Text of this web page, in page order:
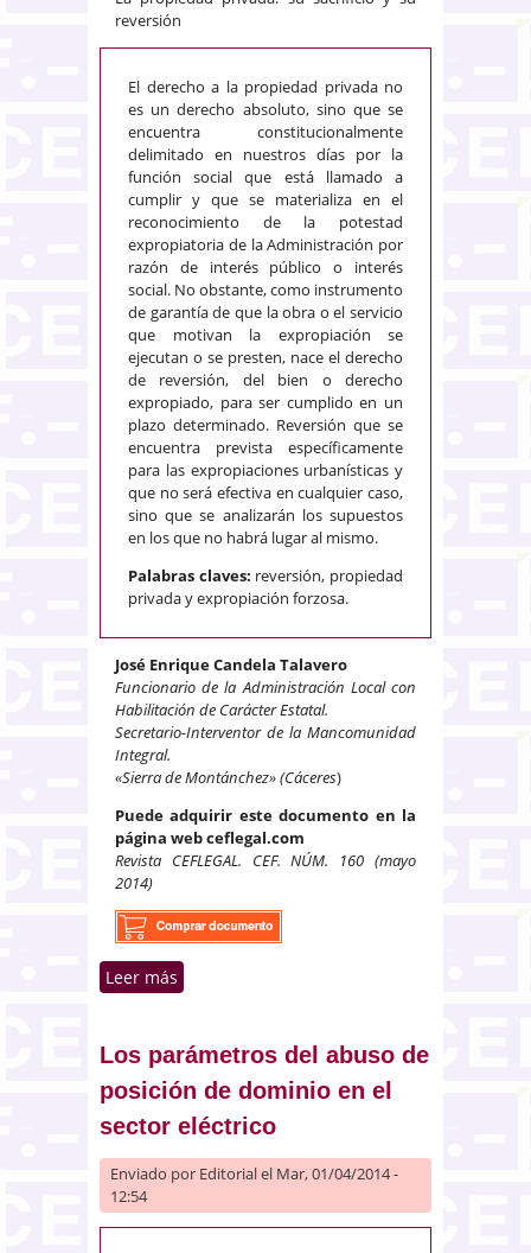
reversión
El derecho a la propiedad privada no
es un derecho absoluto, sino que se
encuentra constitucionalmente
delimitado en nuestros días por la
función social que está llamado a
cumplir y que se materializa en el
reconocimiento de la potestad
expropiatoria de la Administración por
razón de interés público o interés
social. No obstante, como instrumento
de garantía de que la obra o el servicio
que motivan la expropiación se
ejecutan o se presten, nace el derecho
de reversión, del bien o derecho
expropiado, para ser cumplido en un
plazo determinado. Reversión que se
encuentra prevista específicamente
para las expropiaciones urbanísticas y
que no será efectiva en cualquier caso,
sino que se analizarán los supuestos
en los que no habrá lugar al mismo.
Palabras claves: reversión, propiedad
privada y expropiación forzosa.
José Enrique Candela Talavero
Funcionario de la Administración Local con
Habilitación de Carácter Estatal.
Secretario-Interventor de la Mancomunidad
Integral.
«Sierra de Montánchez» (Cáceres)
Puede adquirir este documento en la
página web ceflegal.com
Revista CEFLEGAL. CEF. NÚM. 160 (mayo
2014)
Leer más
Los parámetros del abuso de
posición de dominio en el
sector eléctrico
Enviado por Editorialel Mar, 01/04/2014 -
12:54